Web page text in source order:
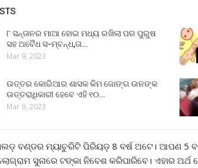
୮ ସନ୍ତାନର ମାଆ ହୋଇ ମଧ୍ୟ ରଖିଲା ପର ପୁରୁଷ
ସହ ଅବୈଧ ସ-ମ୍ବନ୍ଧ,ତା…
Mar 9, 2023
ଉତ୍ତର କୋରିଆର ଶାସକ କିମ ଜୋଙ୍ଗ ଉନଙ୍କ
ଉତ୍ତରାଧିକାରୀ ହେବେ ଏହି ୧୦…
Mar 9, 2023
ବଣ୍ଡର ମ୍ୟାଚୁରିଟି ପିରିୟଡ଼ 8 ବର୍ଷ ଅଟେ। ଆପଣ 5
ସୁନାରେ ଟଙ୍କା ନିବେଶ କରିପାରିବେ। ଏହାର